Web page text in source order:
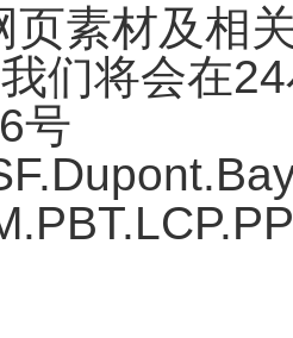
页素材及相
们将会在
号